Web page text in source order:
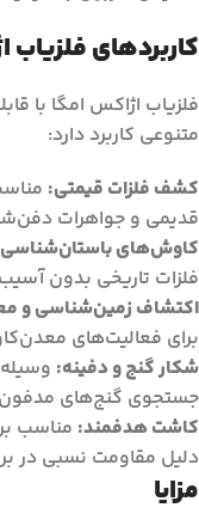
کاربردهای فلزیاب
فلزیاب اژاکس امگا با
متنوعی کاربرد دارد:
کشف فلزات قیمتی:
قدیمی و جواهرات
کاوش‌های
فلزات تاریخی بدون
اکتشاف زمین‌شناسی و
برای فعالیت‌های
شکار گنج و دفینه:
جستجوی گنج‌های مدفون
کاشت هدفمند: مناسب
دلیل مقاومت نسبی در
مزایا